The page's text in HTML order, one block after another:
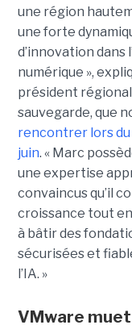
une région
une forte
d’innovation
numérique »,
président régional
sauvegarde, que
rencontrer lors du
juin. « Marc
une expertise
convaincus qu’il
croissance tout
à bâtir des
sécurisées et
l’IA. »
VMware